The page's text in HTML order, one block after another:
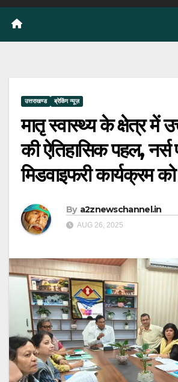
उत्तराखण्ड ब्रेकिंग न्यूज़
मातृ स्वास्थ्य के क्षेत्र में
की ऐतिहासिक पहल, नर्स
मिडवाइफरी कार्यक्रम
By a2znewschannel.in
AUG 26, 2025